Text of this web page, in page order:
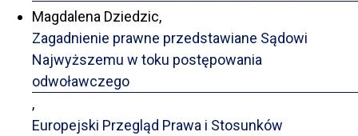
Magdalena Dziedzic,
Zagadnienie prawne przedstawiane Sądowi
Najwyższemu w toku postępowania
odwoławczego
,
Europejski Przegląd Prawa i Stosunków